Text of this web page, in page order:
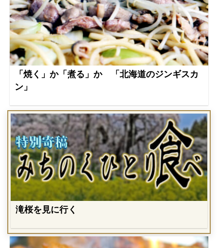
「焼く」か「煮る」か 「北海道のジンギスカ
ン」
滝桜を見に行く